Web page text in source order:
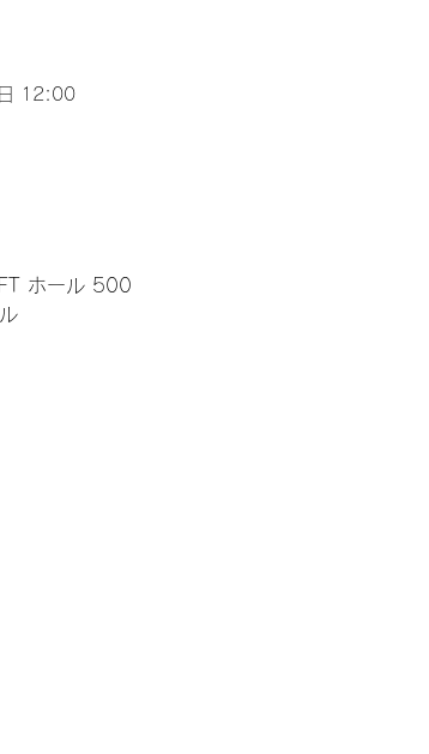
12:00
ホール 500